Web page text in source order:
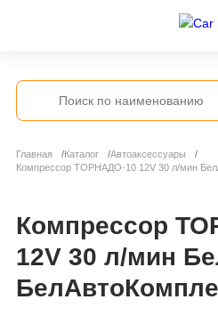
Главная Каталог
Автоаксессуары
Компрессор ТОРНАДО-10 12V 30 л/мин
Компрессор
12V 30 л/мин